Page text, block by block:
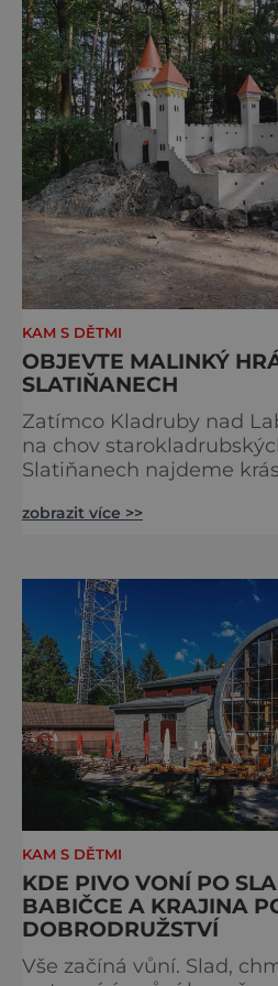
drážďanské vánoční trhy
přetahují o pozici
KAM S DĚTMI
OBJEVTE MALINKÝ
SLATIŇANECH
Zatímco Kladruby nad
na chov
Slatiňanech najdeme
budově zámku se dozvíte
některé exponáty
vojenství, dopravě,
[caption
zobrazit více >>
KAM S DĚTMI
KDE PIVO VONÍ PO
BABIČCE A KRAJINA
DOBRODRUŽSTVÍ
Vše začíná vůní. Slad,